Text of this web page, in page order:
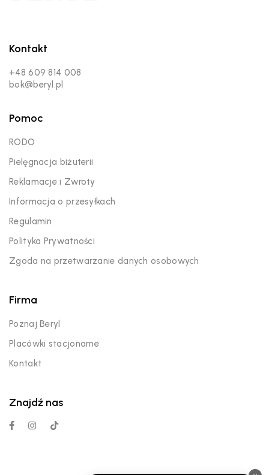
Kontakt
+48 609 814 008
bok@beryl.pl
Pomoc
RODO
Pielęgnacja biżuterii
Reklamacje i Zwroty
Informacja o przesyłkach
Regulamin
Polityka Prywatności
Zgoda na przetwarzanie danych osobowych
Firma
Poznaj Beryl
Placówki stacjonarne
Kontakt
Znajdź nas